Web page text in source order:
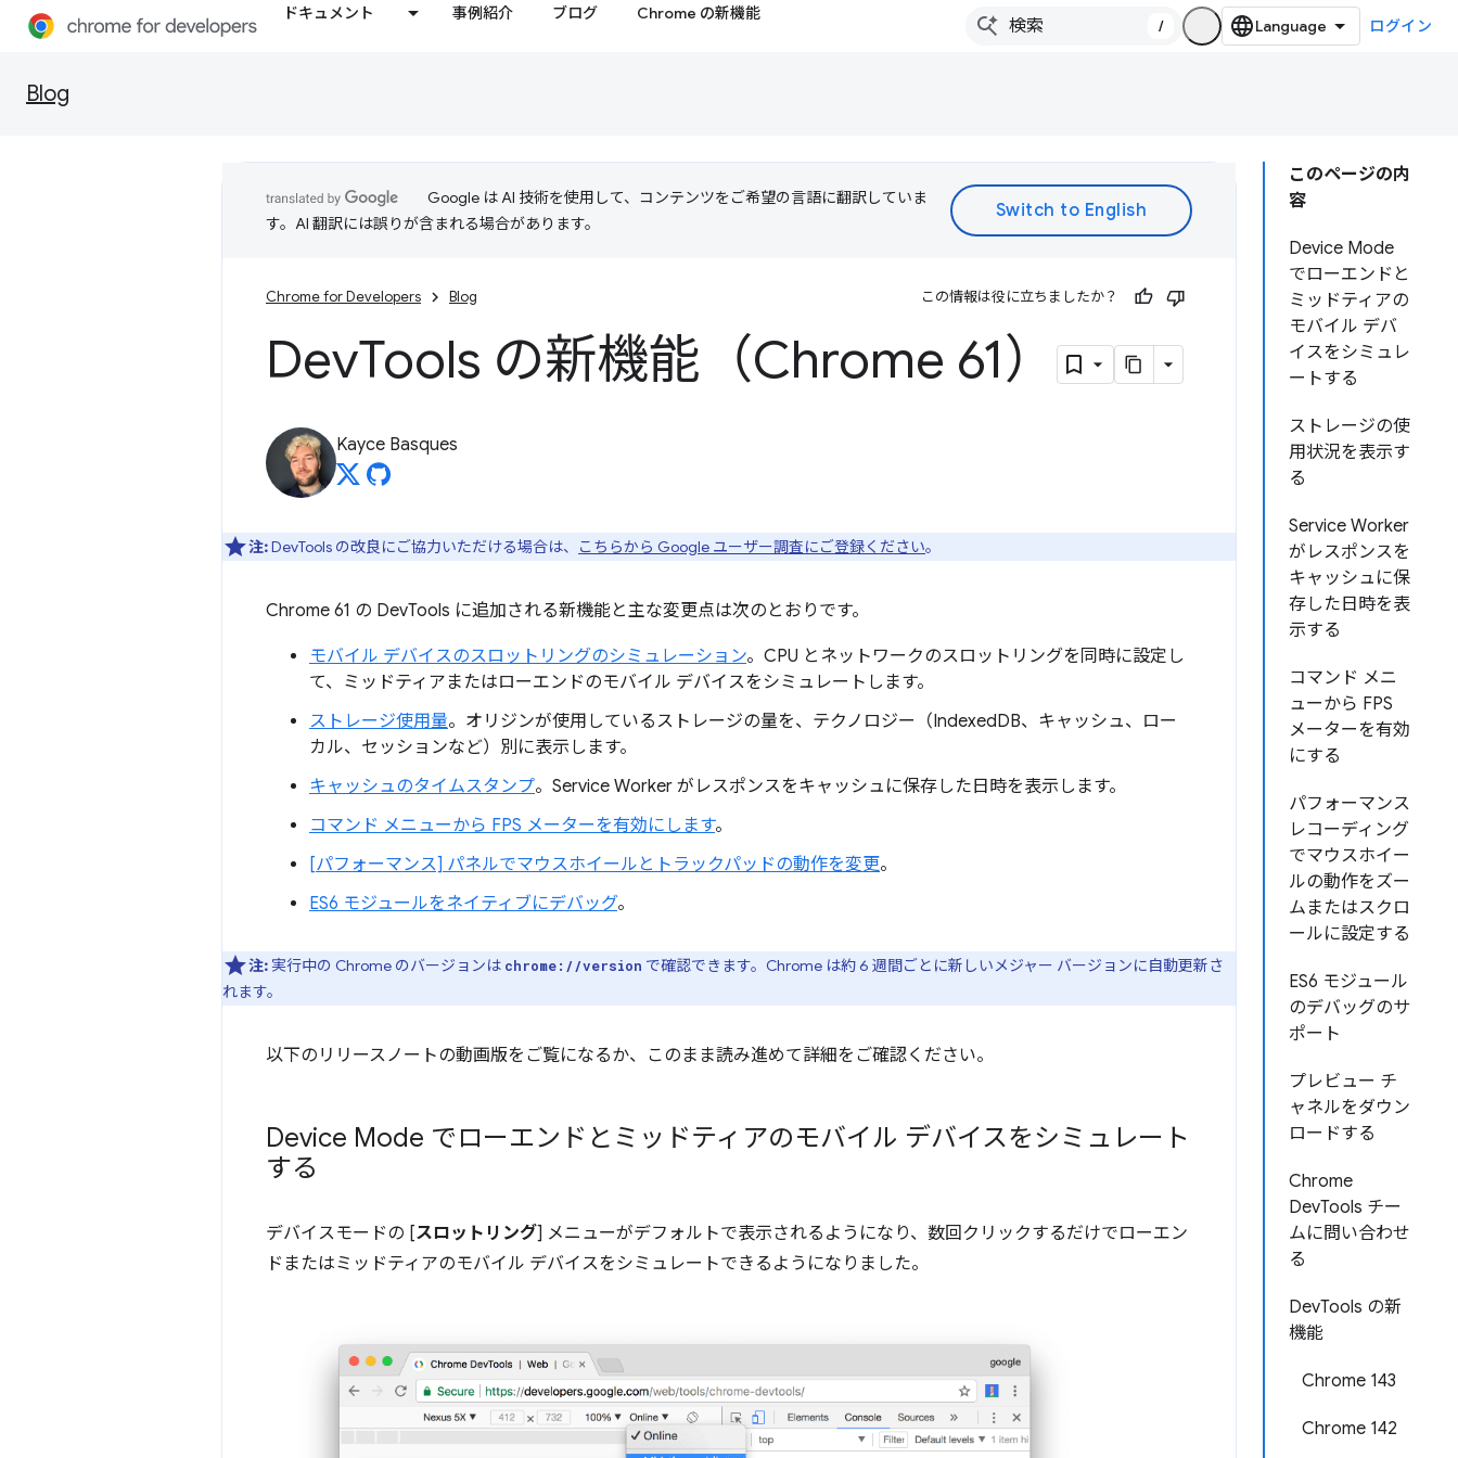
ドキュメント 事例紹介 ブログ Chrome の新機能
/ ログイン
Blog
このページの内
容
Device Mode
でローエンドと
ミッドティアの
モバイル デバ
イスをシミュレ
ートする
ストレージの使
用状況を表示す
る
Service Worker
がレスポンスを
キャッシュに保
存した日時を表
示する
コマンド メニ
ューから FPS
メーターを有効
にする
パフォーマンス
レコーディング
でマウスホイー
ルの動作をズー
ムまたはスクロ
ールに設定する
ES6 モジュール
のデバッグのサ
ポート
プレビュー チ
ャネルをダウン
ロードする
Chrome
DevTools チー
ムに問い合わせ
る
DevTools の新
機能
Chrome 143
Chrome 142
Google は AI 技術を使用して、コンテンツをご希望の言語に翻訳していま
す。AI 翻訳には誤りが含まれる場合があります。
Chrome for Developers Blog この情報は役に立ちましたか？
DevTools の新機能（Chrome 61）
Kayce Basques
注:DevTools の改良にご協力いただける場合は、 こちらから Google ユーザー調査にご登録ください。
Chrome 61 の DevTools に追加される新機能と主な変更点は次のとおりです。
モバイル デバイスのスロットリングのシミュレーション。CPU とネットワークのスロットリングを同時に設定し
て、ミッドティアまたはローエンドのモバイル デバイスをシミュレートします。
ストレージ使用量。オリジンが使用しているストレージの量を、テクノロジー（IndexedDB、キャッシュ、ロー
カル、セッションなど）別に表示します。
キャッシュのタイムスタンプ。Service Worker がレスポンスをキャッシュに保存した日時を表示します。
コマンド メニューから FPS メーターを有効にします。
[パフォーマンス] パネルでマウスホイールとトラックパッドの動作を変更。
ES6 モジュールをネイティブにデバッグ。
注: 実行中の Chrome のバージョンは chrome://version で確認できます。Chrome は約 6 週間ごとに新しいメジャー バージョンに自動更新さ
れます。
以下のリリースノートの動画版をご覧になるか、このまま読み進めて詳細をご確認ください。
Device Mode でローエンドとミッドティアのモバイル デバイスをシミュレート
する
デバイスモードの [スロットリング] メニューがデフォルトで表示されるようになり、数回クリックするだけでローエン
ドまたはミッドティアのモバイル デバイスをシミュレートできるようになりました。